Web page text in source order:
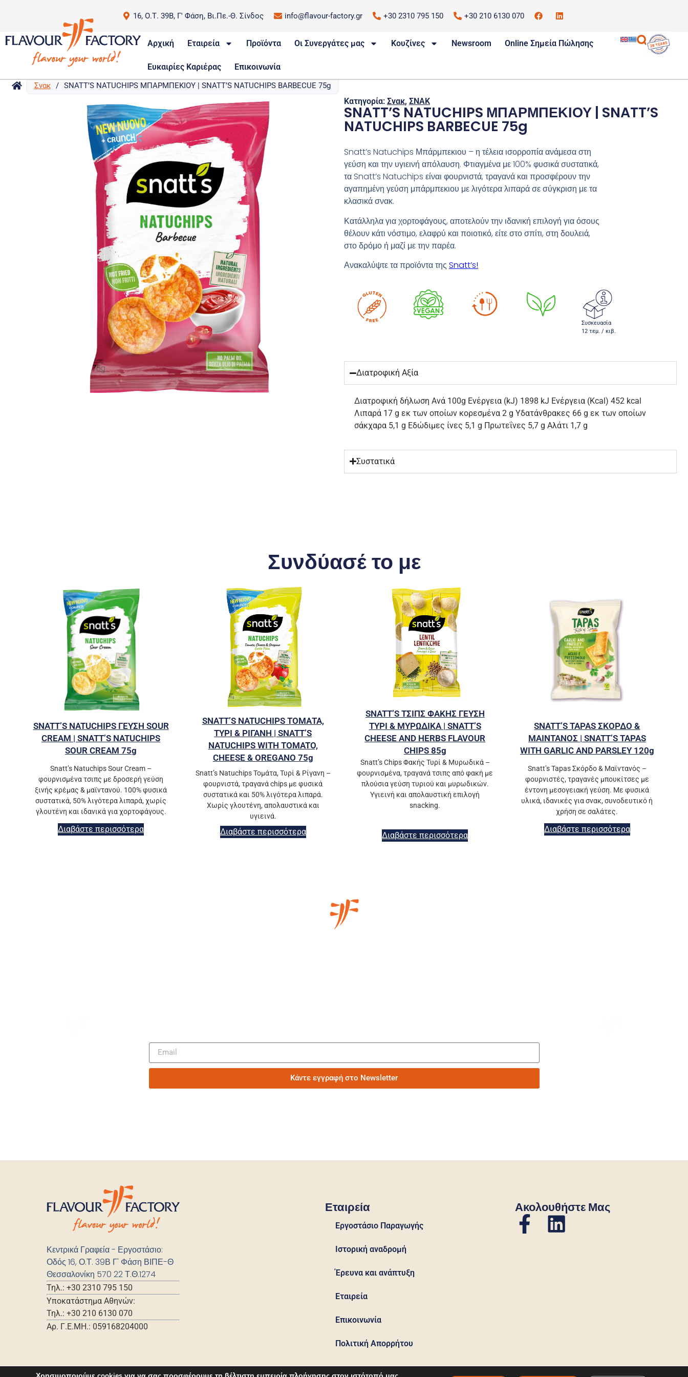
16, Ο.Τ. 39Β, Γ' Φάση, Βι.Πε.-Θ. Σίνδος info@flavour-factory.gr +30 2310 795 150 +30 210 6130 070
Αρχική Εταιρεία Προϊόντα Οι Συνεργάτες μας Κουζίνες Newsroom Online Σημεία Πώλησης
Ευκαιρίες Καριέρας Επικοινωνία
Σνακ / SNATT’S NATUCHIPS ΜΠΑΡΜΠΕΚΙΟΥ | SNATT’S NATUCHIPS BARBECUE 75g
Κατηγορία: Σνακ, ΣΝΑΚ
SNATT’S NATUCHIPS ΜΠΑΡΜΠΕΚΙΟΥ | SNATT’S
NATUCHIPS BARBECUE 75g
Snatt’s Natuchips Μπάρμπεκιου – η τέλεια ισορροπία ανάμεσα στη
γεύση και την υγιεινή απόλαυση. Φτιαγμένα με 100% φυσικά συστατικά,
τα Snatt’s Natuchips είναι φουρνιστά, τραγανά και προσφέρουν την
αγαπημένη γεύση μπάρμπεκιου με λιγότερα λιπαρά σε σύγκριση με τα
κλασικά σνακ.
Κατάλληλα για χορτοφάγους, αποτελούν την ιδανική επιλογή για όσους
θέλουν κάτι νόστιμο, ελαφρύ και ποιοτικό, είτε στο σπίτι, στη δουλειά,
στο δρόμο ή μαζί με την παρέα.
Ανακαλύψτε τα προϊόντα της Snatt’s!
Συσκευασία
12 τεμ. / κιβ.
Διατροφική Αξία
Διατροφική δήλωση Ανά 100g Ενέργεια (kJ) 1898 kJ Ενέργεια (Kcal) 452 kcal
Λιπαρά 17 g εκ των οποίων κορεσμένα 2 g Υδατάνθρακες 66 g εκ των οποίων
σάκχαρα 5,1 g Εδώδιμες ίνες 5,1 g Πρωτεΐνες 5,7 g Αλάτι 1,7 g
Συστατικά
Συνδύασέ το με
SNATT’S NATUCHIPS ΓΕΥΣΗ SOUR
CREAM | SNATT’S NATUCHIPS
SOUR CREAM 75g
Snatt’s Natuchips Sour Cream –
φουρνισμένα τσιπς με δροσερή γεύση
ξινής κρέμας & μαϊντανού. 100% φυσικά
συστατικά, 50% λιγότερα λιπαρά, χωρίς
γλουτένη και ιδανικά για χορτοφάγους.
Διαβάστε περισσότερα
SNATT’S NATUCHIPS ΤΟΜΑΤΑ,
ΤΥΡΙ & ΡΙΓΑΝΗ | SNATT’S
NATUCHIPS WITH TOMATO,
CHEESE & OREGANO 75g
Snatt’s Natuchips Τομάτα, Τυρί & Ρίγανη –
φουρνιστά, τραγανά chips με φυσικά
συστατικά και 50% λιγότερα λιπαρά.
Χωρίς γλουτένη, απολαυστικά και
υγιεινά.
Διαβάστε περισσότερα
SNATT’S ΤΣΙΠΣ ΦΑΚΗΣ ΓΕΥΣΗ
ΤΥΡΙ & ΜΥΡΩΔΙΚΑ | SNATT’S
CHEESE AND HERBS FLAVOUR
CHIPS 85g
Snatt’s Chips Φακής Τυρί & Μυρωδικά –
φουρνισμένα, τραγανά τσιπς από φακή με
πλούσια γεύση τυριού και μυρωδικών.
Υγιεινή και απολαυστική επιλογή
snacking.
Διαβάστε περισσότερα
SNATT’S TAPAS ΣΚΟΡΔΟ &
ΜΑΙΝΤΑΝΟΣ | SNATT’S TAPAS
WITH GARLIC AND PARSLEY 120g
Snatt’s Tapas Σκόρδο & Μαϊντανός –
φουρνιστές, τραγανές μπουκίτσες με
έντονη μεσογειακή γεύση. Με φυσικά
υλικά, ιδανικές για σνακ, συνοδευτικό ή
χρήση σε σαλάτες.
Διαβάστε περισσότερα
Κάντε εγγραφή στο Newsletter
Κεντρικά Γραφεία - Εργοστάσιο:
Οδός 16, Ο.Τ. 39Β Γ' Φάση ΒΙΠΕ-Θ
Θεσσαλονίκη 570 22 Τ.Θ.1274
Τηλ.: +30 2310 795 150
Υποκατάστημα Αθηνών:
Τηλ.: +30 210 6130 070
Αρ. Γ.Ε.ΜΗ.: 059168204000
Εταιρεία
Εργοστάσιο Παραγωγής
Ιστορική αναδρομή
Έρευνα και ανάπτυξη
Εταιρεία
Επικοινωνία
Πολιτική Απορρήτου
Ακολουθήστε Μας